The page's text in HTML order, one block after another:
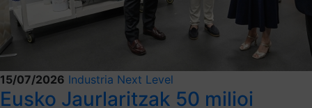
15/07/2026 Industria Next Level
Eusko Jaurlaritzak 50 milioi